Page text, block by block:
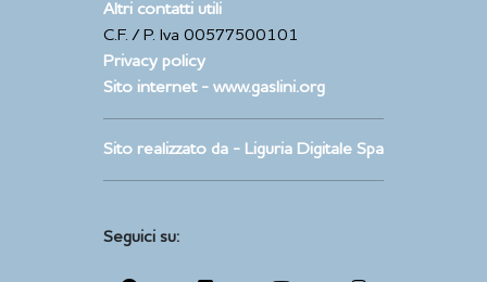
Altri contatti utili
C.F. / P. Iva 00577500101
Privacy policy
Sito internet - www.gaslini.org
Sito realizzato da - Liguria Digitale Spa
Seguici su: